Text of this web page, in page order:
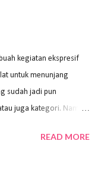
kegiatan ekspresif
untuk menunjang
sudah jadi pun
juga kategori. Namun,
bahan sangat
READ MORE